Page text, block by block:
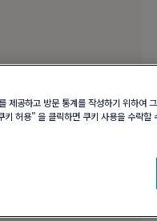
제공하고 방문 통계를 작성하기 위하여
키 허용” 을 클릭하면 쿠키 사용을 수락